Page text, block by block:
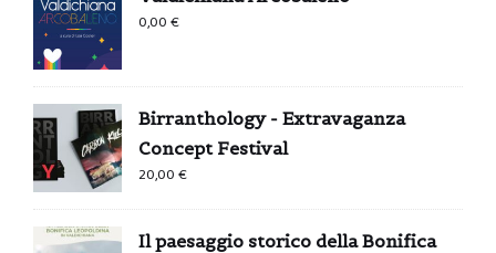
0,00€
Birranthology - Extravaganza
Concept Festival
20,00€
Il paesaggio storico della Bonifica